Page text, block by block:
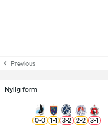
Previous
Nylig form
0-0 1-1 3-2 2-2 3-1